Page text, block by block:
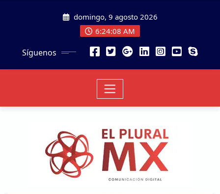
domingo, 9 agosto 2026
6:24:10 AM
Síguenos